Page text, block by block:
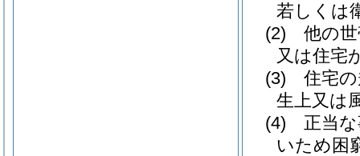
若しくは
(2)
他の
又は住宅
(3)
住宅
生上又は
(4)
正当
いため困